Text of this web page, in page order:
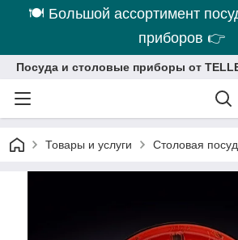
🍽 Большой ассортимент
приборов 👉
Посуда и столовые приборы от
Товары и услуги Столовая